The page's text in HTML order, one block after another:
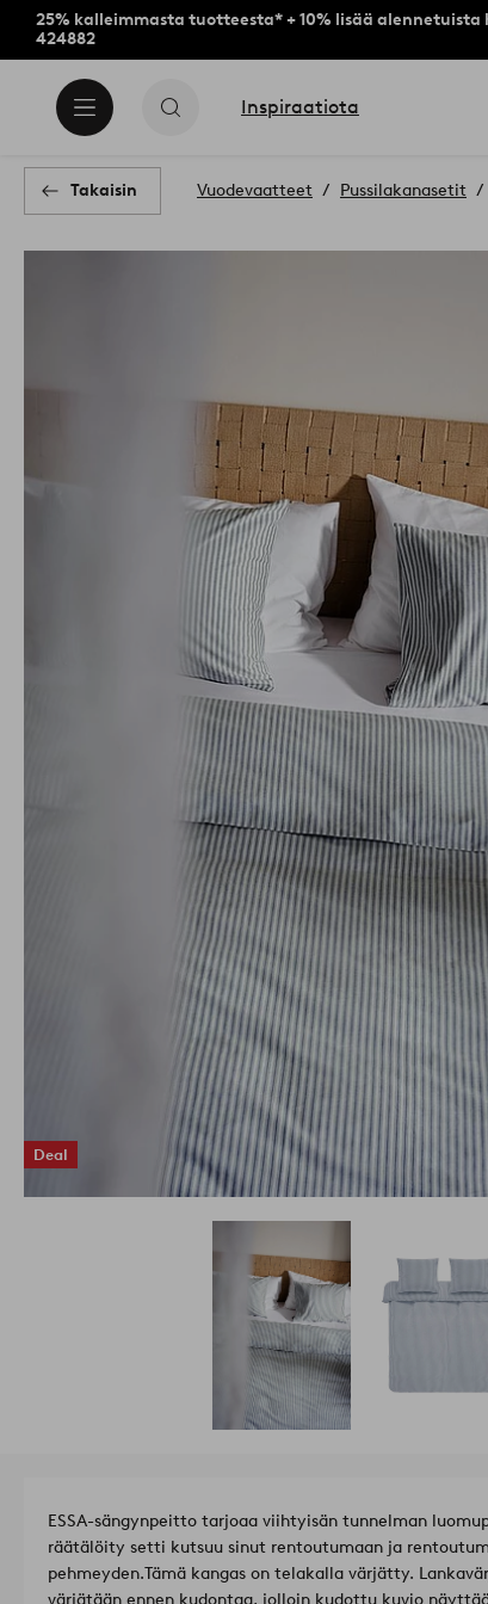
25% kalleimmasta tuotteesta* + 10% lisää alennetuista
424882
Inspiraatiota
Takaisin Vuodevaatteet Pussilakanasetit
Deal
ESSA-sängynpeitto tarjoaa viihtyisän tunnelman
räätälöity setti kutsuu sinut rentoutumaan ja
pehmeyden.Tämä kangas on telakalla värjätty.
värjätään ennen kudontaa, jolloin kudottu kuvio